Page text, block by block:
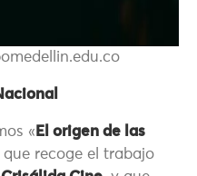
« El origen de las
recoge el trabajo